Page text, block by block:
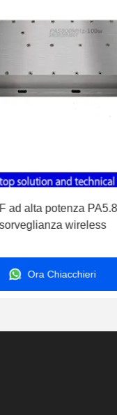
ad alta potenza
wireless
Ora Chiacchieri